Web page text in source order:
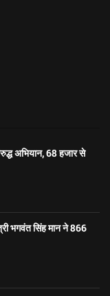
अभियान, 68 हजार से
भगवंत सिंह मान ने 866